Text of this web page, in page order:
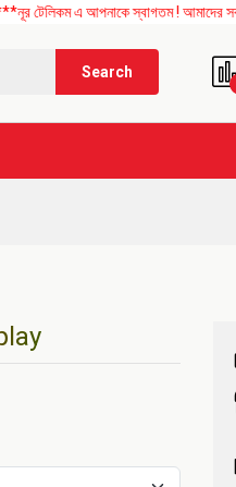
এ আপনাকে স্বাগতম ! আমাদের সব ধরনের
Search